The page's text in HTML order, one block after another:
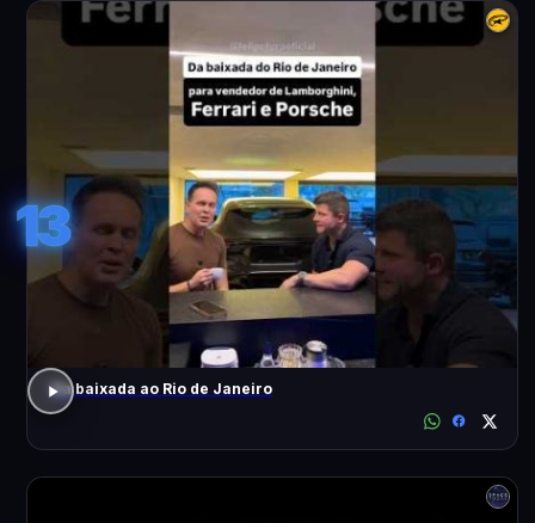
13
Da baixada ao Rio de Janeiro